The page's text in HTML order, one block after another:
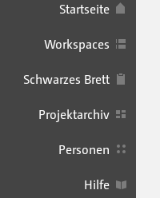
Startseite
Workspaces
Schwarzes Brett
Projektarchiv
Personen
Hilfe